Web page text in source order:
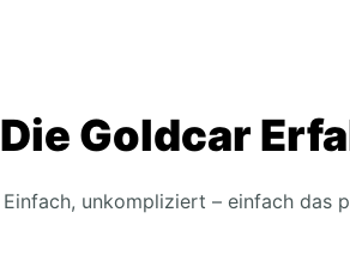
Die Goldcar
Einfach, unkompliziert – einfach das